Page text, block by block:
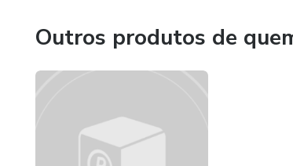
Outros produtos de